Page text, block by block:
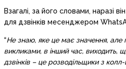
Взагалі, за його словами, наразі
для дзвінків месенджером
“Не знаю, яке це має значення, але
викликами, в інший час, виходить,
дзвінків – це розводільщики з